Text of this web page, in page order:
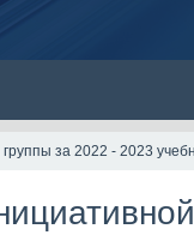
за 2022 - 2023